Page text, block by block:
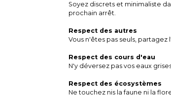
Soyez discrets et minimaliste
prochain arrêt.
Respect des autres
Vous n'êtes pas seuls,
Respect des cours d'eau
N'y déversez pas vos eaux
Respect des écosystèmes
Ne touchez nis la faune ni la